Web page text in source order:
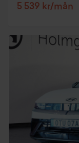
5 539 kr/mån